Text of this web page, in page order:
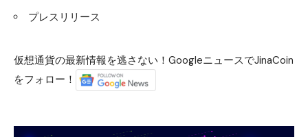
プレスリリース
仮想通貨の最新情報を逃さない！GoogleニュースでJinaCoin
をフォロー！